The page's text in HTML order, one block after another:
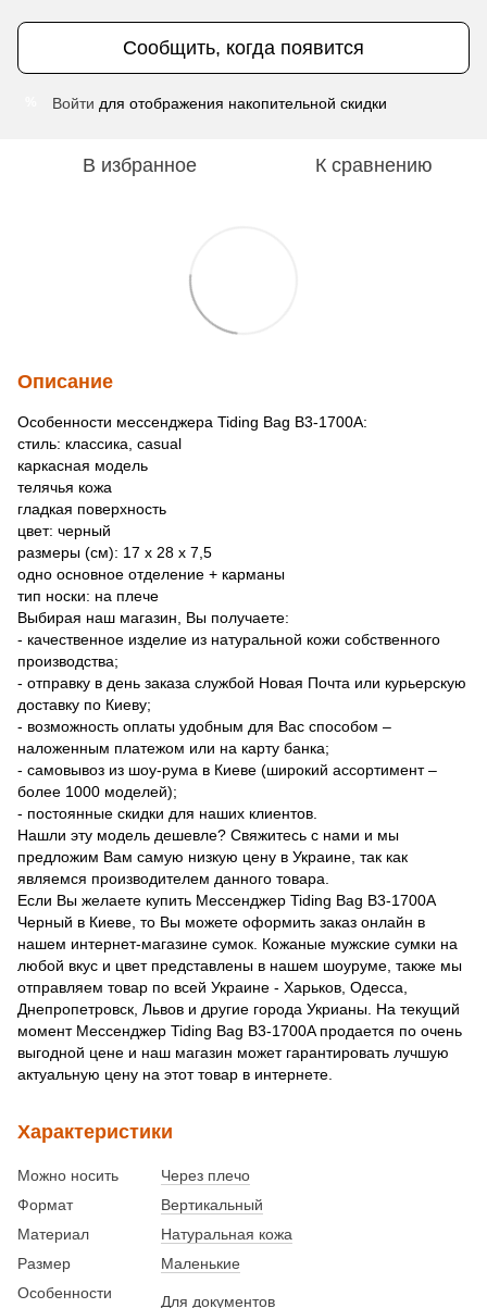
Сообщить, когда появится
Войти для отображения накопительной скидки
В избранное К сравнению
Описание
Особенности мессенджера Tiding Bag B3-1700A:
cтиль: классика, casual
каркасная модель
телячья кожа
гладкая поверхность
цвет: черный
размеры (см): 17 х 28 х 7,5
одно основное отделение + карманы
тип носки: на плече
Выбирая наш магазин, Вы получаете:
- качественное изделие из натуральной кожи собственного
производства;
- отправку в день заказа службой Новая Почта или курьерскую
доставку по Киеву;
- возможность оплаты удобным для Вас способом –
наложенным платежом или на карту банка;
- самовывоз из шоу-рума в Киеве (широкий ассортимент –
более 1000 моделей);
- постоянные скидки для наших клиентов.
Нашли эту модель дешевле? Свяжитесь с нами и мы
предложим Вам самую низкую цену в Украине, так как
являемся производителем данного товара.
Если Вы желаете купить Мессенджер Tiding Bag B3-1700A
Черный в Киеве, то Вы можете оформить заказ онлайн в
нашем интернет-магазине сумок. Кожаные мужские сумки на
любой вкус и цвет представлены в нашем шоуруме, также мы
отправляем товар по всей Украине - Харьков, Одесса,
Днепропетровск, Львов и другие города Укрианы. На текущий
момент Мессенджер Tiding Bag B3-1700A продается по очень
выгодной цене и наш магазин может гарантировать лучшую
актуальную цену на этот товар в интернете.
Характеристики
Можно носить
Через плечо
Формат
Вертикальный
Материал
Натуральная кожа
Размер
Маленькие
Особенности
Для документов